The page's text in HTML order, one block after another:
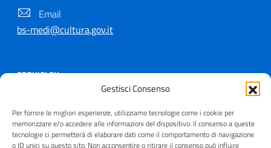
Gestisci Consenso
Per fornire le migliori esperienze, utilizziamo tecnologie come i cookie per
memorizzare e/o accedere alle informazioni del dispositivo. Il consenso a queste
tecnologie ci permetterà di elaborare dati come il comportamento di navigazione
o ID unici su questo sito. Non acconsentire o ritirare il consenso può influire
Email
bs-medi@cultura.gov.it
SEGUICI SU
Copyright © 2021 - 2026